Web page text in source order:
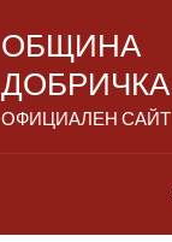
ОБЩИНА
ДОБРИЧКА
ОФИЦИАЛЕН САЙТ